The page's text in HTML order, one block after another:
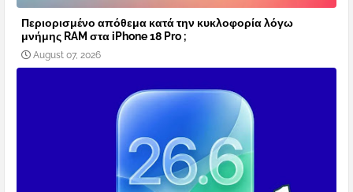
Περιορισμένο απόθεμα κατά την κυκλοφορία λόγω
μνήμης RAM στα iPhone 18 Pro ;
August 07, 2026